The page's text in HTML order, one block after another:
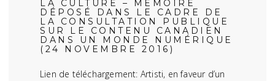
LA CULTURE – MÉMOIRE
DÉPOSÉ DANS LE CADRE DE
LA CONSULTATION PUBLIQUE
SUR LE CONTENU CANADIEN
DANS UN MONDE NUMÉRIQUE
(24 NOVEMBRE 2016)
Lien de téléchargement: Artisti, en faveur d’un